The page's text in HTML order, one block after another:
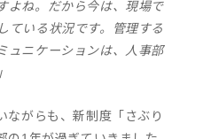
よね。だから今は、現場で
ている状況です。管理する
ュニケーションは、人事部
ながらも、新制度「さぶり